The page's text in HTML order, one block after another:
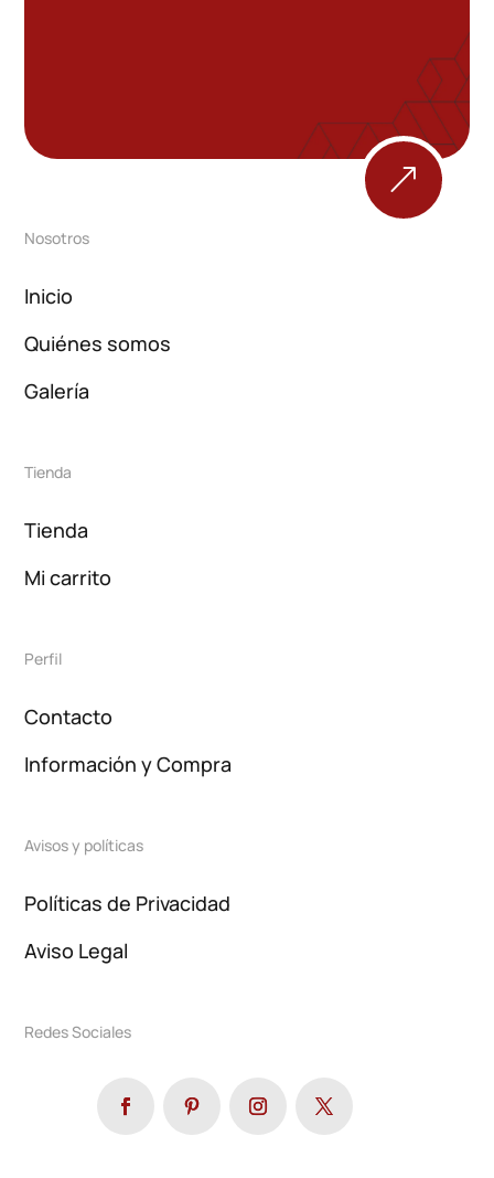
&
Nosotros
Inicio
Quiénes somos
Galería
Tienda
Tienda
Mi carrito
Perfil
Contacto
Información y Compra
Avisos y políticas
Políticas de Privacidad
Aviso Legal
Redes Sociales